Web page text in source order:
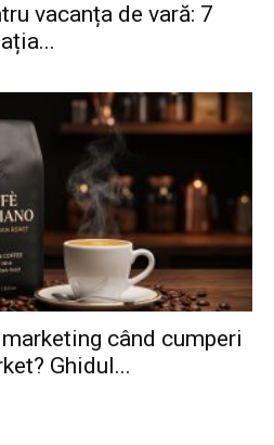
vacanța de vară: 7
când cumperi
Ghidul...